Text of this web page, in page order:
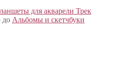
для акварели Трек
до Альбомы и скетчбуки